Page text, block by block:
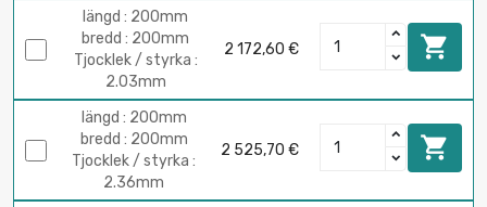
längd : 200mm
bredd : 200mm
Tjocklek / styrka :
2.03mm
2 172,60 € 
längd : 200mm
bredd : 200mm
Tjocklek / styrka :
2.36mm
2 525,70 € 